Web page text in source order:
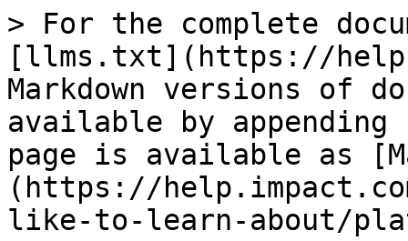
> For the complete
[llms.txt](https://
Markdown versions of
available by
page is available as
(https://
like-to-learn-about/